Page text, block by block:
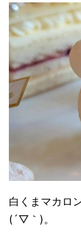
白くまマカロ
(´▽｀)。